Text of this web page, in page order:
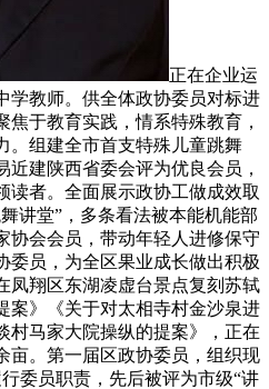
正在企业运
学教师。供全体政协委员对标进
于教育实践，情系特殊教育，
。组建全市首支特殊儿童跳舞
近建陕西省委会评为优良会员，
读者。全面展示政协工做成效取
讲堂”，多条看法被本能机能部
协会会员，带动年轻人进修保守
委员，为全区果业成长做出积极
凤翔区东湖凌虚台景点复刻苏轼
案》《关于对太相寺村金沙泉进
村马家大院操纵的提案》，正在
亩。第一届区政协委员，组织现
委员职责，先后被评为市级“讲